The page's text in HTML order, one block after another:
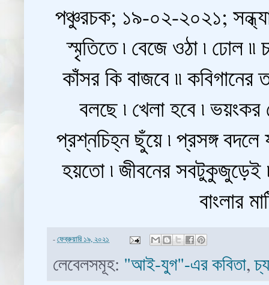
পঞ্চুরচক; ১৯-০২-২০২১; সন্ধ্যা
স্মৃতিতে ৷ বেজে ওঠা ৷ ঢোল
কাঁসর কি বাজবে ৷৷
বলছে ৷ খেলা হবে ৷
প্রশ্নচিহ্ন ছুঁয়ে ৷ প্রসঙ্গ বদলে
হয়তো ৷ জীবনের সবটুকুজুড়েই
বাংলার
-ফেব্রুয়ারি ১৯, ২০২১
লেবেলসমূহ: "আই-যুগ"-এর কবিতা,